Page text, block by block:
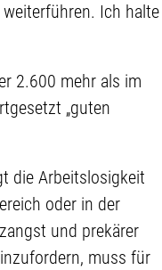
Ich halte
2.600 mehr als im
„guten
die Arbeitslosigkeit
oder in der
und prekärer
muss für